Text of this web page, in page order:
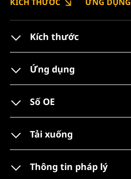
Kích thước
Ứng dụng
Số OE
Tải xuống
Thông tin pháp lý